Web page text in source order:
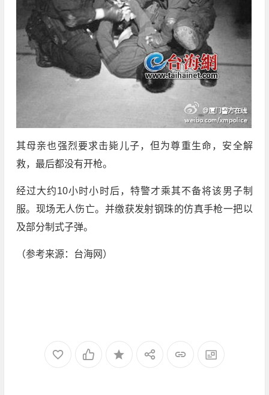
其母亲也强烈要求击毙儿子，但为尊重生命，安全解
救，最后都没有开枪。
经过大约10小时小时后，特警才乘其不备将该男子制
服。现场无人伤亡。并缴获发射钢珠的仿真手枪一把以
及部分制式子弹。
（参考来源：台海网）